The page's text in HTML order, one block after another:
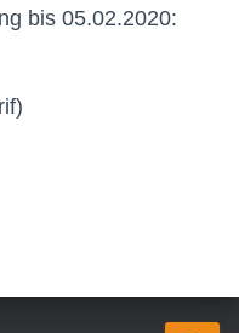
bis 05.02.2020: